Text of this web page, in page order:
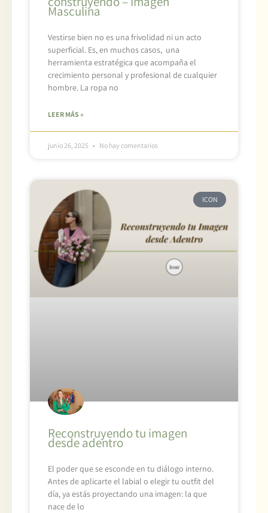
Masculina
Vestirse bien no es una frivolidad ni un acto
superficial. Es, en muchos casos, una
herramienta estratégica que acompaña el
crecimiento personal y profesional de cualquier
hombre. La ropa no
LEER MÁS »
junio 26, 2025 No hay comentarios
ICON
Reconstruyendo tu imagen
desde adentro
El poder que se esconde en tu diálogo interno.
Antes de aplicarte el labial o elegir tu outfit del
día, ya estás proyectando una imagen: la que
nace de lo